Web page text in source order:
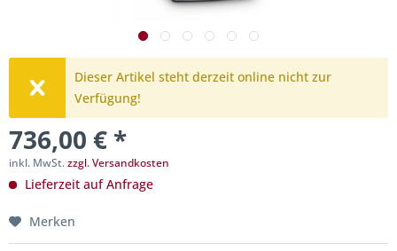
Dieser Artikel steht derzeit online nicht zur
Verfügung!
736,00 € *
inkl. MwSt.zzgl. Versandkosten
Lieferzeit auf Anfrage
Merken